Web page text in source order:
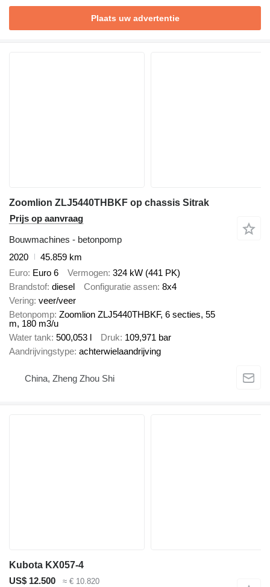
Plaats uw advertentie
Zoomlion ZLJ5440THBKF op chassis Sitrak
Prijs op aanvraag
Bouwmachines - betonpomp
2020
45.859 km
Euro Euro 6 Vermogen 324 kW (441 PK)
Brandstof diesel Configuratie assen 8x4
Vering veer/veer
Betonpomp Zoomlion ZLJ5440THBKF, 6 secties, 55
m, 180 m3/u
Water tank 500,053 l Druk 109,971 bar
Aandrijvingstype achterwielaandrijving
China, Zheng Zhou Shi
Kubota KX057-4
US$ 12.500
≈ € 10.820